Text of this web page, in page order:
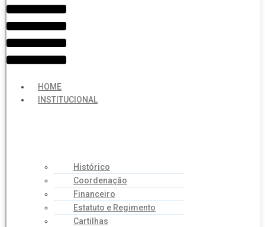
HOME
INSTITUCIONAL
Histórico
Coordenação
Financeiro
Estatuto e Regimento
Cartilhas